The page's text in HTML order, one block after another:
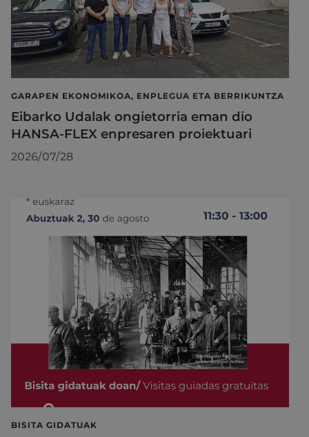
GARAPEN EKONOMIKOA, ENPLEGUA ETA BERRIKUNTZA
Eibarko Udalak ongietorria eman dio
HANSA-FLEX enpresaren proiektuari
2026/07/28
BISITA GIDATUAK